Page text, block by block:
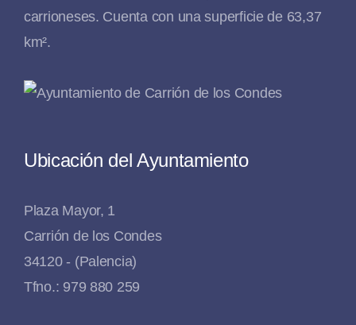
carrioneses. Cuenta con una superficie de 63,37
km².
Ubicación del Ayuntamiento
Plaza Mayor, 1
Carrión de los Condes
34120 - (Palencia)
Tfno.: 979 880 259